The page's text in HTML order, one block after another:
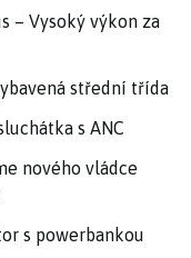
– Vysoký výkon za
střední třída
s ANC
nového vládce
s powerbankou